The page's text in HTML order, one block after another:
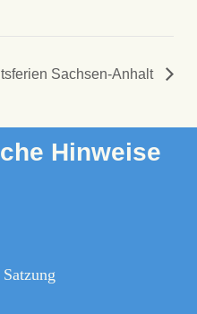
Sachsen-Anhalt
Hinweise